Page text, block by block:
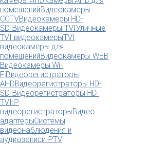
помещенийВидеокамеры
CCTVВидеокамеры HD-
SDIВидеокамеры TVIУличные
TVI видеокамерыTVI
видеокамеры для
помещенийВидеокамеры WEB
Видеокамеры Wi-
FiВидеорегистраторы
AHDВидеорегистраторы HD-
SDIВидеорегистраторы HD-
TVI IP
видеорегистраторыВидео
адаптерыСистемы
видеонаблюдения и
аудиозаписиIPTV